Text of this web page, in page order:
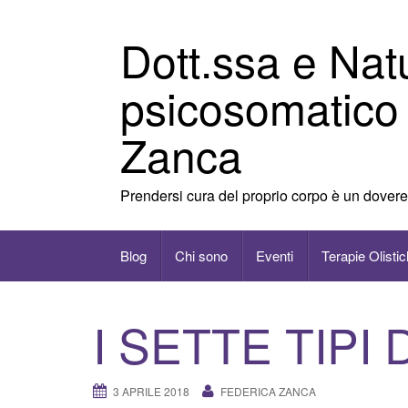
Dott.ssa e
Zanca
Prendersi cura del proprio corpo è un dovere
Blog Chi sono Eventi Terapie
I SETTE TIPI
3 APRILE 2018 FEDERICA ZANCA